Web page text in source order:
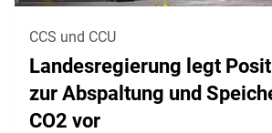
CCS und CCU
Landesregierung legt
zur Abspaltung und
CO2 vor